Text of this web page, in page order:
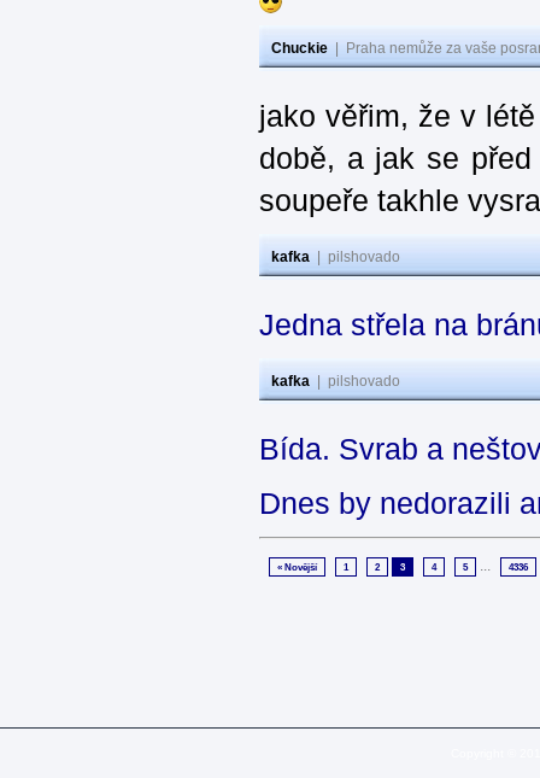
Chuckie Praha nemůže za vaše
jako věřim, že v
době, a jak se
soupeře takhle
kafka pilshovado
Jedna střela na
kafka pilshovado
Bída. Svrab a
Dnes by nedorazili
« Novější 1 2 3 4 5 ... 4336